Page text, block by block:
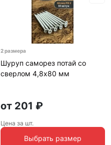
2 размера
Шуруп саморез потай со
сверлом 4,8х80 мм
от 201 ₽
Цена за шт.
Выбрать размер